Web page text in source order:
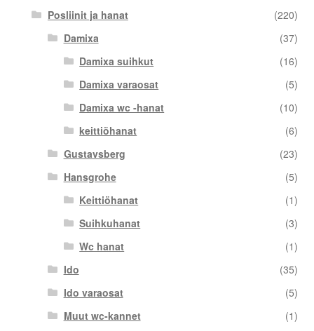
Posliinit ja hanat
(220)
Damixa
(37)
Damixa suihkut
(16)
Damixa varaosat
(5)
Damixa wc -hanat
(10)
keittiöhanat
(6)
Gustavsberg
(23)
Hansgrohe
(5)
Keittiöhanat
(1)
Suihkuhanat
(3)
Wc hanat
(1)
Ido
(35)
Ido varaosat
(5)
Muut wc-kannet
(1)